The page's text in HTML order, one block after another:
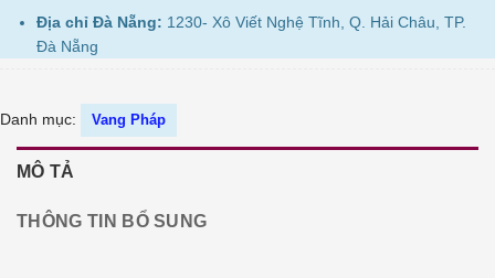
Địa chỉ Đà Nẵng: 1230- Xô Viết Nghệ Tĩnh, Q. Hải Châu, TP.
Đà Nẵng
Danh mục: Vang Pháp
MÔ TẢ
THÔNG TIN BỔ SUNG